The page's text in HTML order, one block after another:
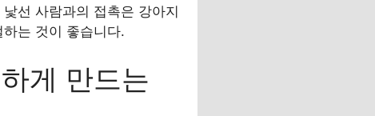
선 사람과의 접촉은 강아지
는 것이 좋습니다.
게 만드는